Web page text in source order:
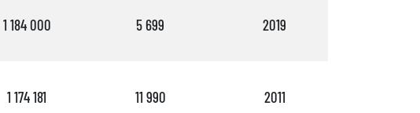
1 184 000 5 699 2019
1 174 181 11 990 2011